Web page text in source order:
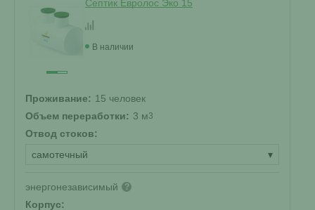
Септик Евролос Эко 15
В наличии
Проживание: 15 человек
Объем переработки: 3 м3
Отвод стоков:
самотечный
▾
энергонезависимый ?
Корпус: